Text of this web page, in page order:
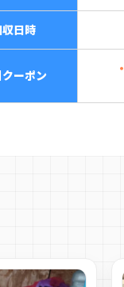
日時
ーポン